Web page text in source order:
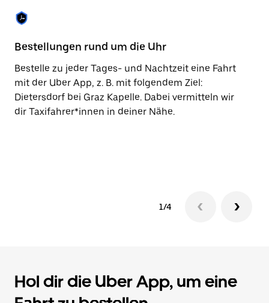
Bestellungen rund um die Uhr
Bestelle zu jeder Tages- und Nachtzeit eine Fahrt
mit der Uber App, z. B. mit folgendem Ziel:
Dietersdorf bei Graz Kapelle. Dabei vermitteln wir
dir Taxifahrer*innen in deiner Nähe.
1/4
Hol dir die Uber App, um eine